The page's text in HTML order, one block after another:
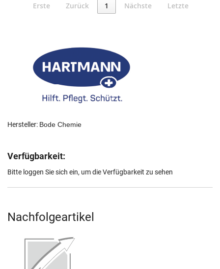
Hersteller: Bode Chemie
Verfügbarkeit:
Bitte loggen Sie sich ein, um die Verfügbarkeit zu sehen
Nachfolgeartikel
Erste Zurück 1 Nächste Letzte